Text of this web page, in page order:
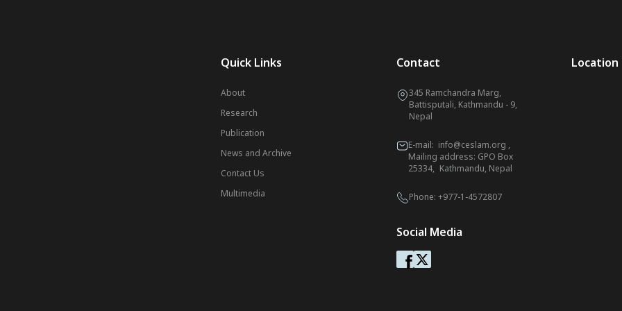
Quick Links
About
Research
Publication
News and Archive
Contact Us
Multimedia
Contact
345 Ramchandra Marg,
Battisputali, Kathmandu - 9,
Nepal
E-mail: info@ceslam.org ,
Mailing address: GPO Box
25334, Kathmandu, Nepal
Phone: +977-1-4572807
Social Media
Location